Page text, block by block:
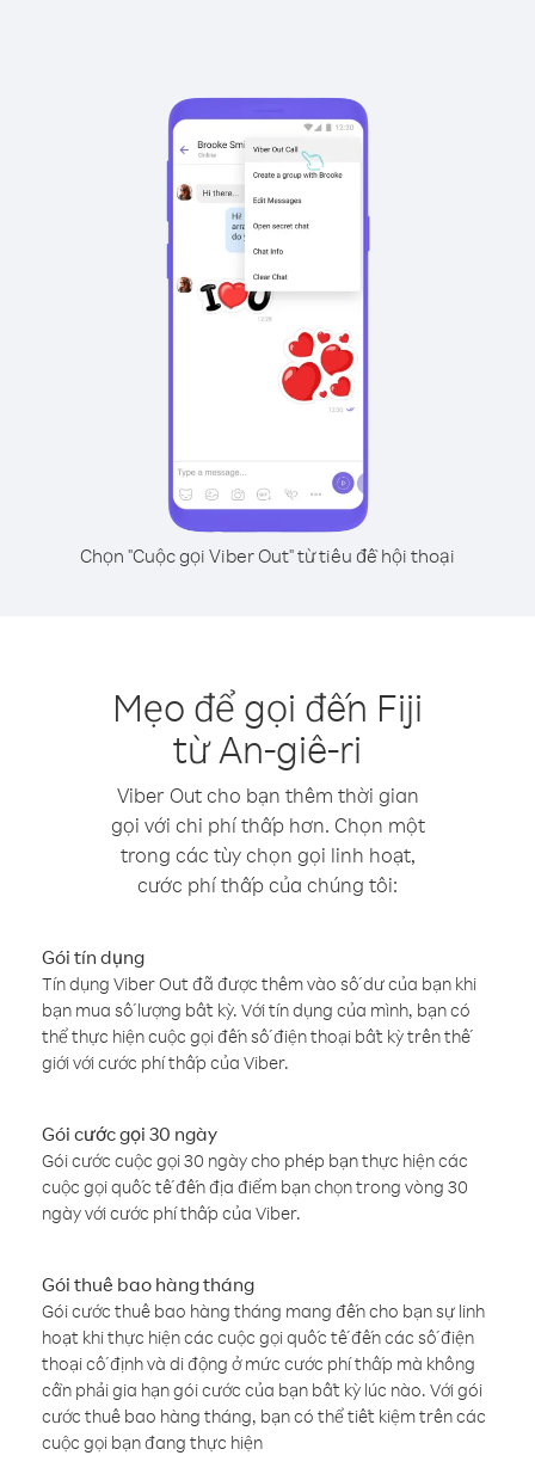
Chọn "Cuộc gọi Viber Out" từ tiêu đề hội thoại
Mẹo để gọi đến Fiji
từ An-giê-ri
Viber Out cho bạn thêm thời gian
gọi với chi phí thấp hơn. Chọn một
trong các tùy chọn gọi linh hoạt,
cước phí thấp của chúng tôi:
Gói tín dụng
Tín dụng Viber Out đã được thêm vào số dư của bạn khi
bạn mua số lượng bất kỳ. Với tín dụng của mình, bạn có
thể thực hiện cuộc gọi đến số điện thoại bất kỳ trên thế
giới với cước phí thấp của Viber.
Gói cước gọi 30 ngày
Gói cước cuộc gọi 30 ngày cho phép bạn thực hiện các
cuộc gọi quốc tế đến địa điểm bạn chọn trong vòng 30
ngày với cước phí thấp của Viber.
Gói thuê bao hàng tháng
Gói cước thuê bao hàng tháng mang đến cho bạn sự linh
hoạt khi thực hiện các cuộc gọi quốc tế đến các số điện
thoại cố định và di động ở mức cước phí thấp mà không
cần phải gia hạn gói cước của bạn bất kỳ lúc nào. Với gói
cước thuê bao hàng tháng, bạn có thể tiết kiệm trên các
cuộc gọi bạn đang thực hiện